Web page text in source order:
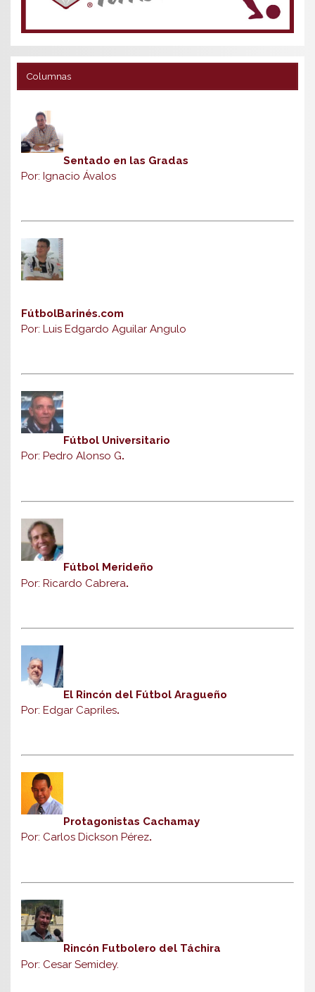
Columnas
Sentado en las Gradas
Por: Ignacio Ávalos
FútbolBarinés.com
Por: Luis Edgardo Aguilar Angulo
Fútbol Universitario
Por: Pedro Alonso G.
Fútbol Merideño
Por: Ricardo Cabrera.
El Rincón del Fútbol Aragueño
Por: Edgar Capriles.
Protagonistas Cachamay
Por: Carlos Dickson Pérez.
Rincón Futbolero del Táchira
Por: Cesar Semidey.